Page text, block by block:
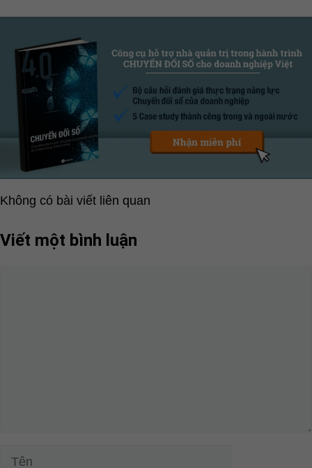
Không có bài viết liên quan
Viết một bình luận